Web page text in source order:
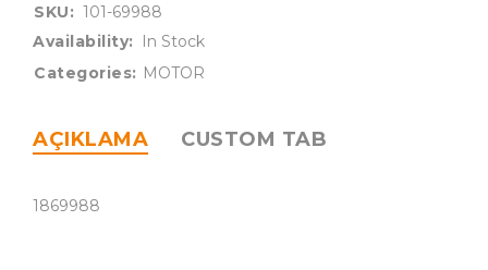
SKU: 101-69988
Availability:
In Stock
Categories: MOTOR
AÇIKLAMA CUSTOM TAB
1869988